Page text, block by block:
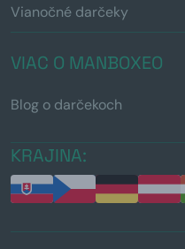
Vianočné darčeky
VIAC O MANBOXEO
Blog o darčekoch
KRAJINA: